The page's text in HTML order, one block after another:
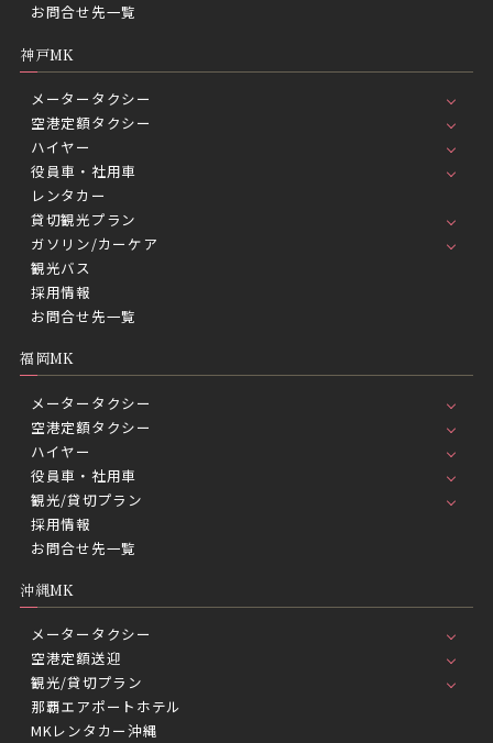
お問合せ先一覧
神戸MK
メータータクシー
空港定額タクシー
ハイヤー
役員車・社用車
レンタカー
貸切観光プラン
ガソリン/カーケア
観光バス
採用情報
お問合せ先一覧
福岡MK
メータータクシー
空港定額タクシー
ハイヤー
役員車・社用車
観光/貸切プラン
採用情報
お問合せ先一覧
沖縄MK
メータータクシー
空港定額送迎
観光/貸切プラン
那覇エアポートホテル
MKレンタカー沖縄